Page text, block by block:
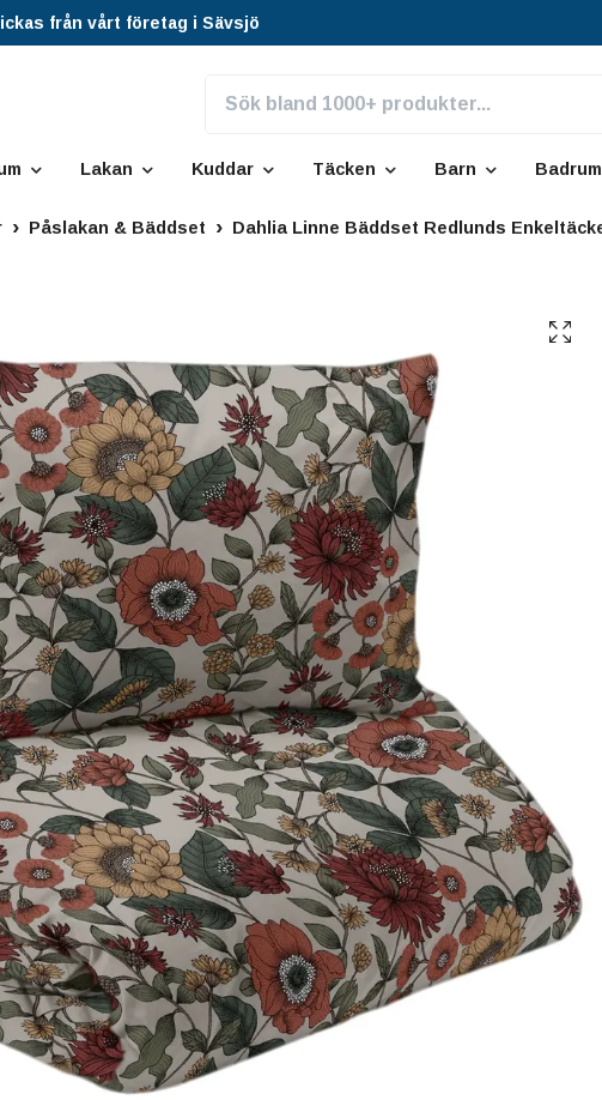
från vårt företag i Sävsjö
Lakan Kuddar Täcken Barn Badrum
Påslakan & Bäddset Dahlia Linne Bäddset Redlunds